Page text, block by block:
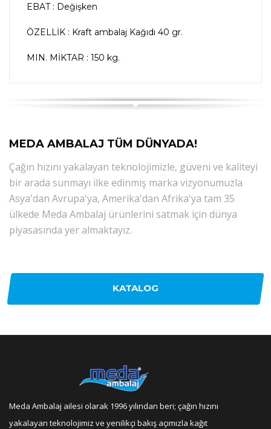
EBAT : Değişken
ÖZELLİK : Kraft ambalaj Kağıdı 40 gr.
MIN. MİKTAR : 150 kg.
MEDA AMBALAJ TÜM DÜNYADA!
Çağın hızını yakalayan teknolojimizle, güveni ve kaliteyi
bir arada sunmayı ilke edinmiş marka vizyonumuzla
Asya'dan Avrupa'ya, Amerika'dan Afrika'ya tam 35
ülkede Meda Ambalaj ürünlerini satmak için dünya
piyasasında yer almaktayız.
KATALOG
Meda Ambalaj ailesi olarak 1996 yılından beri; çağın hızını
yakalayan teknolojimiz ve yenilikçi bakış açımızla kağıt